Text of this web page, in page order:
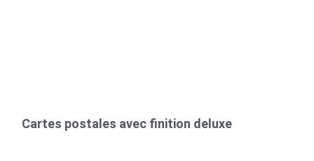
Cartes postales avec finition deluxe